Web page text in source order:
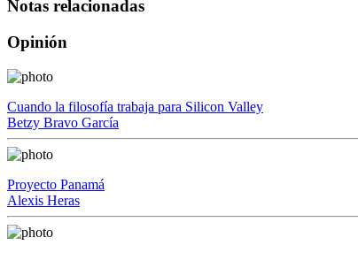
Notas relacionadas
Opinión
Cuando la filosofía trabaja para Silicon Valley
Betzy Bravo García
Proyecto Panamá
Alexis Heras